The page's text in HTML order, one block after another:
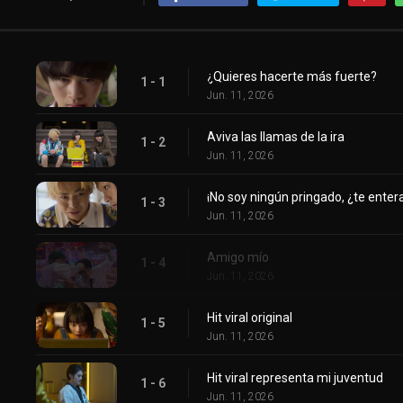
1 - 1 ¿Quieres hacerte más fuerte?
Jun. 11, 2026
1 - 2 Aviva las llamas de la ira
Jun. 11, 2026
1 - 3 ¡No soy ningún pringado, ¿te
Jun. 11, 2026
1 - 4 Amigo mío
Jun. 11, 2026
1 - 5 Hit viral original
Jun. 11, 2026
1 - 6 Hit viral representa mi juventud
Jun. 11, 2026